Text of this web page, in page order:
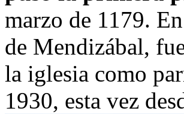
marzo de 1179.
de Mendizábal,
la iglesia como
1930, esta vez